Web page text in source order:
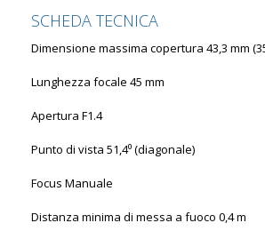
SCHEDA TECNICA
Dimensione massima copertura 43,3 mm
Lunghezza focale 45 mm
Apertura F1.4
Punto di vista 51,4⁰ (diagonale)
Focus Manuale
Distanza minima di messa a fuoco 0,4 m